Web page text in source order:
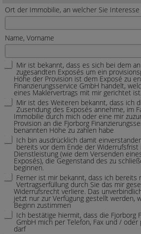
Ort der Immobilie, an welcher Sie Interesse
Name, Vorname
Mir ist bekannt, dass es sich bei dem
zugesandten Exposés um ein
Höhe der Provision ist dem Exposé zu
Finanzierungsservice GmbH handelt,
eines Maklervertrags mit mir gerichtet ist.
Mir ist des Weiteren bekannt, dass ich
Zusendung des Exposés annehme, im
Immobilie durch mich oder eine mir
Provision an die Fjorborg
benannten Höhe zu zahlen habe
Ich bin ausdrücklich damit
bereits vor dem Ende der
Dienstleistung (wie dem Versenden
Exposés), die Gegenstand des zu
beginnen.
Ferner ist mir bekannt, dass ich bereits
Vertragserfüllung durch Sie das mir
Widerrufsrecht verliere. Das
jetzt nur zur Verfügung gestellt werden,
Beginn zustimmen
Ich bestätige hiermit, dass die Fjorborg
GmbH mich per Telefon, Fax und /
darf